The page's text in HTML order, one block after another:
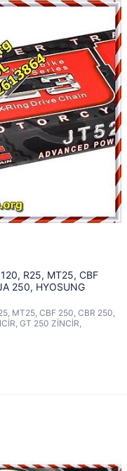
R25, MT25, CBF
250, HYOSUNG
MT25, CBF 250, CBR 250,
GT 250 ZİNCİR,